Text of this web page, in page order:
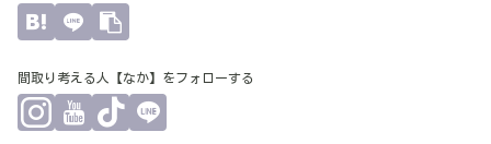
間取り考える人【なか】をフォローする